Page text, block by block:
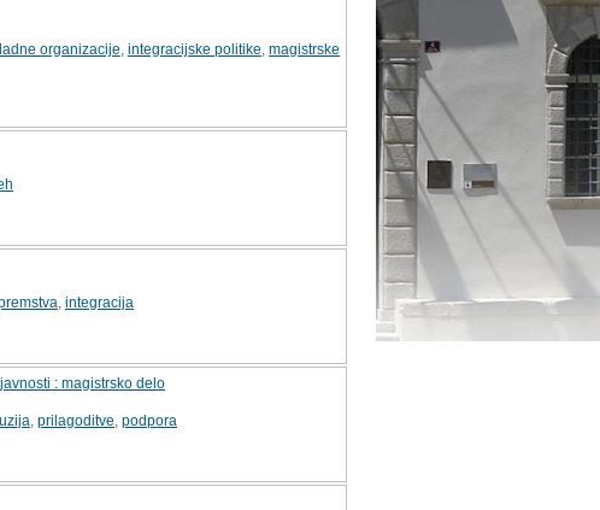
organizacije integracijske politike ,magistrske
integracija
: magistrsko delo
prilagoditve podpora